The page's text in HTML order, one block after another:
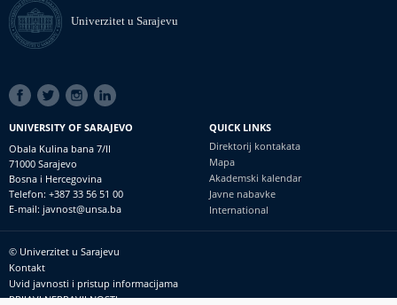
Univerzitet u Sarajevu
SOCIAL
LINKS
UNIVERSITY OF SARAJEVO
Obala Kulina bana 7/II
71000 Sarajevo
Bosna i Hercegovina
Telefon: +387 33 56 51 00
E-mail: javnost@unsa.ba
QUICK LINKS
Direktorij kontakata
Mapa
Akademski kalendar
Javne nabavke
International
Footer
meni
© Univerzitet u Sarajevu
Kontakt
Uvid javnosti i pristup informacijama
PRIJAVI NEPRAVILNOSTI